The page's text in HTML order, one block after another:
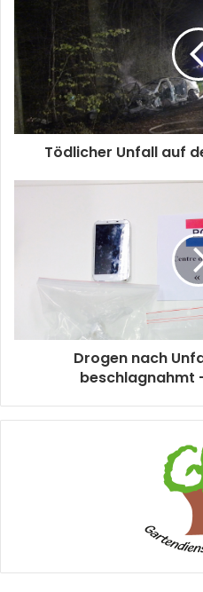
Tödlicher Unfall auf
Drogen nach
beschlagnahmt